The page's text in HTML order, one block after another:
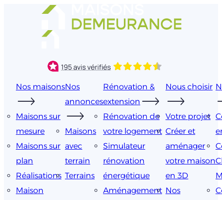
Nos maisons
Maisons sur
mesure
Maisons sur
plan
Réalisations
Maison
Nos
annonces
Maisons
avec
terrain
Terrains
Rénovation &
extension
Rénovation de
votre logement
Simulateur
rénovation
énergétique
Aménagement
Nous choisir
Votre projet
Créer et
aménager
votre maison
en 3D
Nos